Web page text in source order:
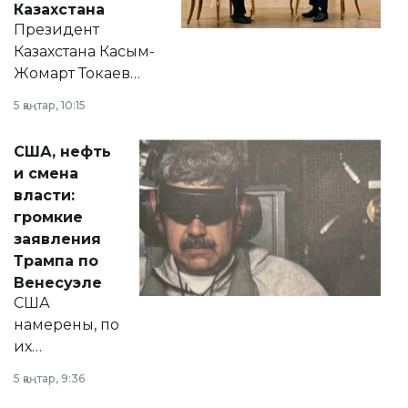
Казахстана
Президент
Казахстана Касым-
Жомарт Токаев
сразу несколько
актуальных тем —
от слухов о
политических
реформах до
вопросов армии,
экономики и
личного здоровья.
5 қаңтар, 10:15
США, нефть
и смена
власти:
громкие
заявления
Трампа по
Венесуэле
США
намерены, по
их
принести
5 қаңтар, 9:36